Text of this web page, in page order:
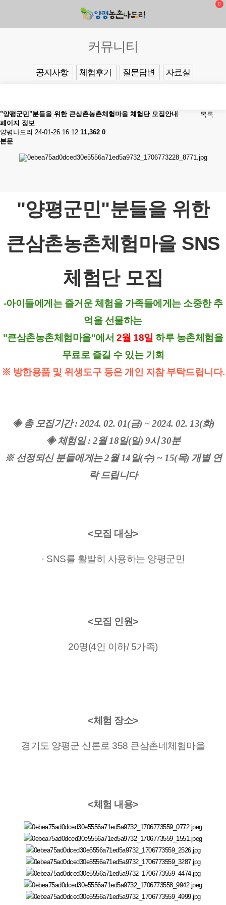
0
커뮤니티
공지사항 체험후기 질문답변 자료실
목록
"양평군민"분들을 위한 큰삼촌농촌체험마을 체험단 모집안내
페이지 정보
양평나드리 24-01-26 16:12 11,362 0
본문
"양평군민"분들을 위한
큰삼촌농촌체험마을 SNS
체험단 모집
-아이들에게는 즐거운 체험을 가족들에게는 소중한 추
억을 선물하는
"큰삼촌농촌체험마을"에서 2월 18일 하루 농촌체험을
무료로 즐길 수 있는 기회
※ 방한용품 및 위생도구 등은 개인 지참 부탁드립니다.
◈ 총 모집기간 : 2024. 02. 01(금) ~ 2024. 02. 13(화)
◈ 체험일 : 2월 18일(일) 9시 30분
※ 선정되신 분들에게는 2월 14일(수) ~ 15(목) 개별 연
락 드립니다
<모집 대상>
· SNS를 활발히 사용하는 양평군민
<모집 인원>
20명(4인 이하/ 5가족)
<체험 장소>
경기도 양평군 신론로 358 큰삼촌네체험마을
<체험 내용>